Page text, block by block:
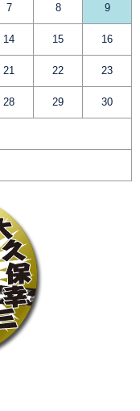
7 8 9
14 15 16
21 22 23
28 29 30